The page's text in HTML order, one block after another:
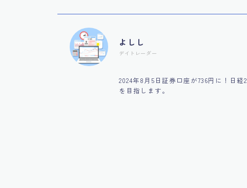
よしし
デイトレーダー
2024年8月5日証券口座が736円に！日
を目指します。